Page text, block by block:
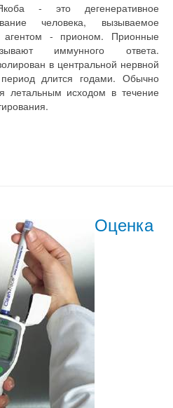
- это дегенеративное
человека, вызываемое
- прионом. Прионные
иммунного ответа.
в центральной нервной
длится годами. Обычно
летальным исходом в течение
Оценка